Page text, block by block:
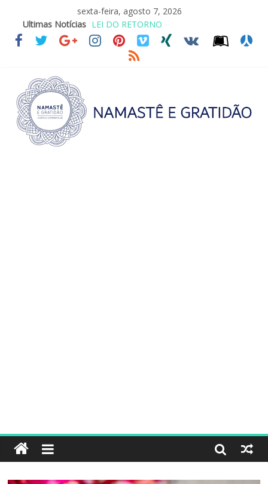
sexta-feira, agosto 7, 2026
Ultimas Notícias LEI DO RETORNO
O ATO DE ABRAÇAR
SAGRADA FAMÍLIA – MAIA SOMEL
VALE A PENA CULTIVAR A GENTILEZA?